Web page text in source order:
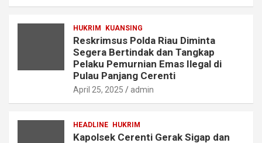
HUKRIM KUANSING
Reskrimsus Polda Riau Diminta
Segera Bertindak dan Tangkap
Pelaku Pemurnian Emas Ilegal di
Pulau Panjang Cerenti
April 25, 2025 admin
HEADLINE HUKRIM
Kapolsek Cerenti Gerak Sigap dan